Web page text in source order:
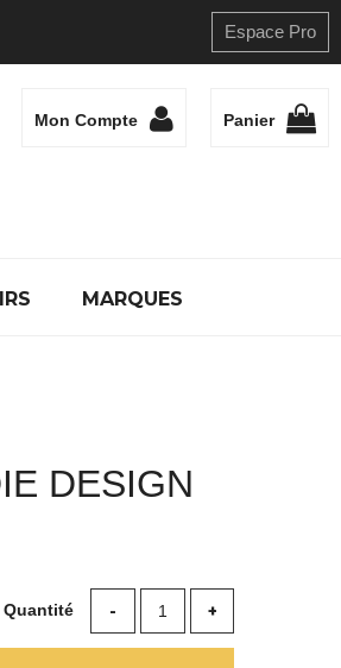
Espace Pro
Mon Compte Panier
MARQUES
DESIGN
Quantité